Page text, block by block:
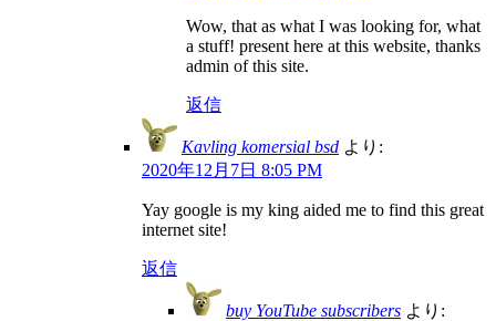
Wow, that as what I was looking for, what
a stuff! present here at this website, thanks
admin of this site.
返信
Kavling komersial bsd より:
2020年12月7日 8:05 PM
Yay google is my king aided me to find this great
internet site!
返信
buy YouTube subscribers より: